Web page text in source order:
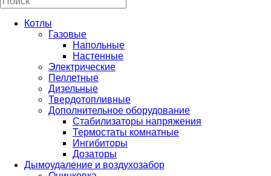
Котлы
Газовые
Напольные
Настенные
Электрические
Пеллетные
Дизельные
Твердотопливные
Дополнительное оборудование
Стабилизаторы напряжения
Термостаты комнатные
Ингибиторы
Дозаторы
Дымоудаление и воздухозабор